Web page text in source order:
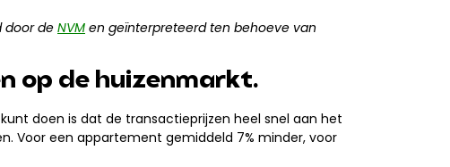
door de NVM en geïnterpreteerd ten behoeve van
op de huizenmarkt.
doen is dat de transactieprijzen heel snel aan het
Voor een appartement gemiddeld 7% minder, voor